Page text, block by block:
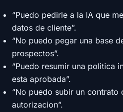
“Puedo pedirle a la IA que
datos de cliente”.
“No puedo pegar una base
prospectos”.
“Puedo resumir una politica
esta aprobada”.
“No puedo subir un contrato
autorizacion”.